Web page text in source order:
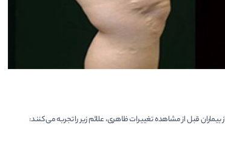
قبل از مشاهده تغییرات ظاهری، علائم زیر را تجربه می‌کنند: